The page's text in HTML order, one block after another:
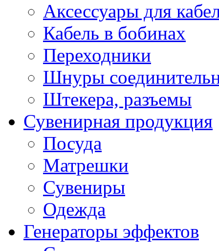
Аксессуары для
Кабель в бобинах
Переходники
Шнуры
Штекера, разъемы
Сувенирная продукция
Посуда
Матрешки
Сувениры
Одежда
Генераторы эффектов